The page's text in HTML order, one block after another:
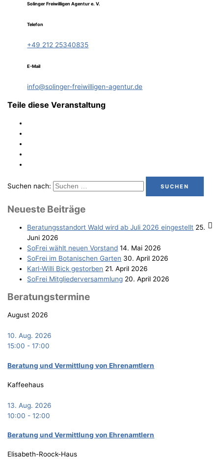
Solinger Freiwilligen Agentur e. V.
Telefon
+49 212 25340835
E-Mail
info@solinger-freiwilligen-agentur.de
Teile diese Veranstaltung
Suchen nach:
Neu­es­te Beiträge
Bera­tungs­stand­ort Wald wird ab Juli 2026 eingestellt 25.
Juni 2026
SoFrei wählt neu­en Vorstand 14. Mai 2026
SoFrei im Bota­ni­schen Garten 30. April 2026
Karl-Wil­li Bick gestorben 21. April 2026
SoFrei Mit­glie­der­ver­samm­lung 20. April 2026
Bera­tungs­ter­mi­ne
August 2026
10. Aug. 2026
15:00 -17:00
Bera­tung und Ver­mitt­lung von Ehrenamtlern
Kaffeehaus
13. Aug. 2026
10:00 -12:00
Bera­tung und Ver­mitt­lung von Ehrenamtlern
Elisabeth-Roock-Haus